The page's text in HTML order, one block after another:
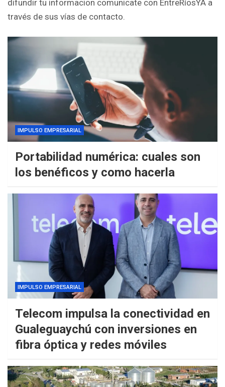
difundir tu informacion comunicate con EntreRíosYA a
través de sus vías de contacto.
IMPULSO EMPRESARIAL
Portabilidad numérica: cuales son
los benéficos y como hacerla
IMPULSO EMPRESARIAL
Telecom impulsa la conectividad en
Gualeguaychú con inversiones en
fibra óptica y redes móviles